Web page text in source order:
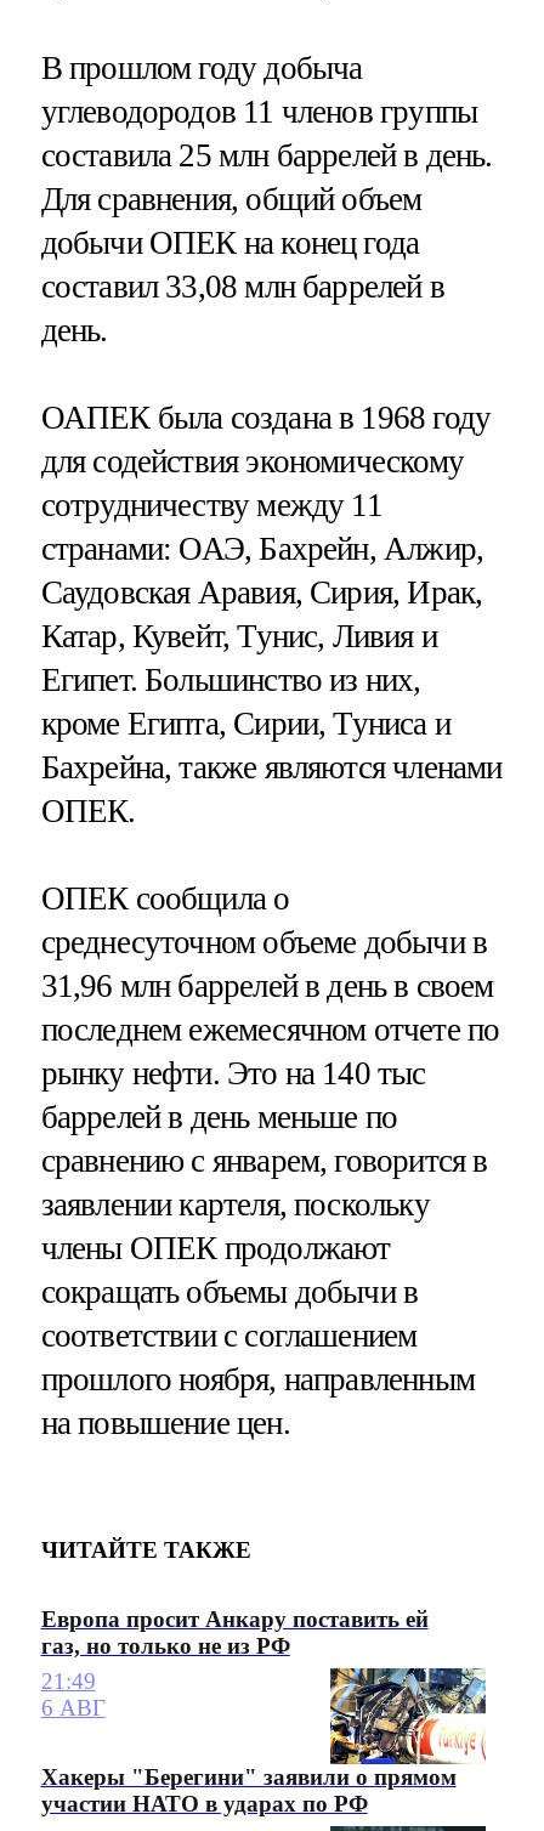
В прошлом году добыча
углеводородов 11 членов группы
составила 25 млн баррелей в день.
Для сравнения, общий объем
добычи ОПЕК на конец года
составил 33,08 млн баррелей в
день.
ОАПЕК была создана в 1968 году
для содействия экономическому
сотрудничеству между 11
странами: ОАЭ, Бахрейн, Алжир,
Саудовская Аравия, Сирия, Ирак,
Катар, Кувейт, Тунис, Ливия и
Египет. Большинство из них,
кроме Египта, Сирии, Туниса и
Бахрейна, также являются членами
ОПЕК.
ОПЕК сообщила о
среднесуточном объеме добычи в
31,96 млн баррелей в день в своем
последнем ежемесячном отчете по
рынку нефти. Это на 140 тыс
баррелей в день меньше по
сравнению с январем, говорится в
заявлении картеля, поскольку
члены ОПЕК продолжают
сокращать объемы добычи в
соответствии с соглашением
прошлого ноября, направленным
на повышение цен.
ЧИТАЙТЕ ТАКЖЕ
Европа просит Анкару поставить ей
газ, но только не из РФ
21:49
6 АВГ
Хакеры "Берегини" заявили о прямом
участии НАТО в ударах по РФ